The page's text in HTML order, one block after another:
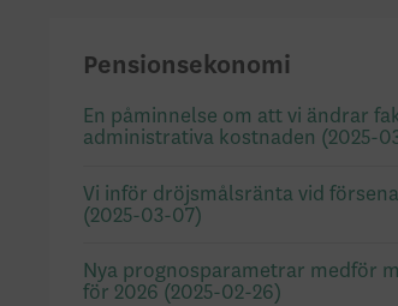
Pensionsekonomi
En påminnelse om att vi ändrar
administrativa kostnaden (2025-
Vi inför dröjsmålsränta vid
(2025-03-07)
Nya prognosparametrar medför
för 2026 (2025-02-26)